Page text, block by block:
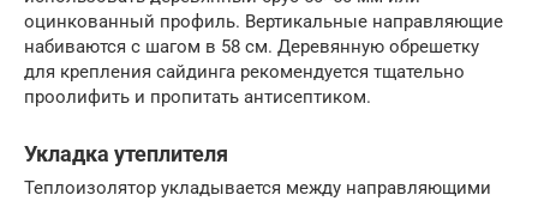
оцинкованный профиль. Вертикальные направляющие
набиваются с шагом в 58 см. Деревянную обрешетку
для крепления сайдинга рекомендуется тщательно
проолифить и пропитать антисептиком.
Укладка утеплителя
Теплоизолятор укладывается между направляющими